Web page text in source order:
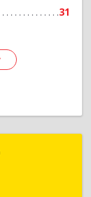
31
Подробнее